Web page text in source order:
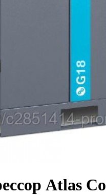
Atlas